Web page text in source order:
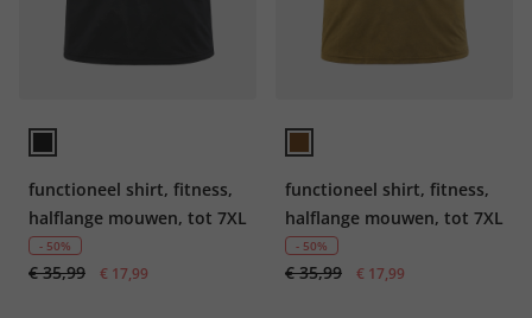
functioneel shirt, fitness,
halflange mouwen, tot 7XL
- 50%
€ 35,99 € 17,99
functioneel shirt, fitness,
halflange mouwen, tot 7XL
- 50%
€ 35,99 € 17,99